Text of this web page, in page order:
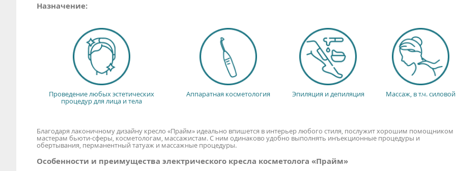
Назначение:
Проведение любых эстетических
процедур для лица и тела
Аппаратная косметология Эпиляция и депиляция Массаж, в т.ч. силовой
Благодаря лаконичному дизайну кресло «Прайм» идеально впишется в интерьер любого стиля, послужит хорошим помощником
мастерам бьюти-сферы, косметологам, массажистам. С ним одинаково удобно выполнять инъекционные процедуры и
обертывания, перманентный татуаж и массажные процедуры.
Особенности и преимущества электрического кресла косметолога «Прайм»